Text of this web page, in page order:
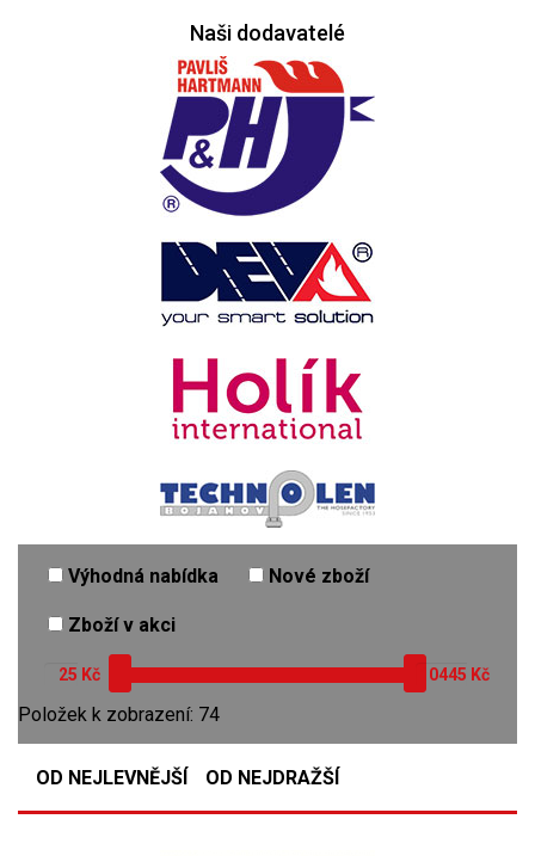
Naši dodavatelé
Výhodná nabídka Nové zboží
Zboží v akci
Kč Kč
Položek k zobrazení: 74
OD NEJLEVNĚJŠÍ OD NEJDRAŽŠÍ